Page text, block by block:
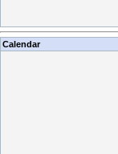
Calendar